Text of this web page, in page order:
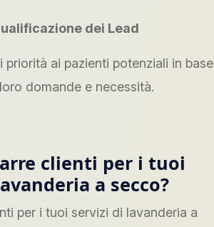
dei Lead
priorità ai pazienti potenziali in base
domande e necessità.
clienti per i tuoi
a secco?
per i tuoi servizi di lavanderia a